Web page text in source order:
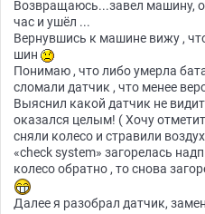
Возвращаюсь...завел машину,
час и ушёл ...
Вернувшись к машине вижу ,
шин
Понимаю , что либо умерла
сломали датчик , что менее
Выяснил какой датчик не
оказался целым! ( Хочу
сняли колесо и стравили
«check system» загорелась
колесо обратно , то снова
Далее я разобрал датчик,